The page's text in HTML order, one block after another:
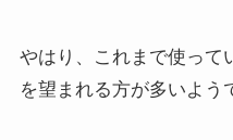
やはり、これまで使って
を望まれる方が多いよう